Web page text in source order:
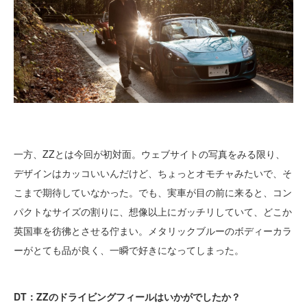
一方、ZZとは今回が初対面。ウェブサイトの写真をみる限り、
デザインはカッコいいんだけど、ちょっとオモチャみたいで、そ
こまで期待していなかった。でも、実車が目の前に来ると、コン
パクトなサイズの割りに、想像以上にガッチリしていて、どこか
英国車を彷彿とさせる佇まい。メタリックブルーのボディーカラ
ーがとても品が良く、一瞬で好きになってしまった。
DT：ZZのドライビングフィールはいかがでしたか？